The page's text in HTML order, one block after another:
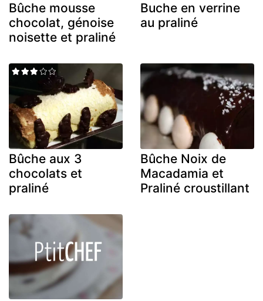
Bûche mousse
chocolat, génoise
noisette et praliné
Buche en verrine
au praliné
Bûche aux 3
chocolats et
praliné
Bûche Noix de
Macadamia et
Praliné croustillant